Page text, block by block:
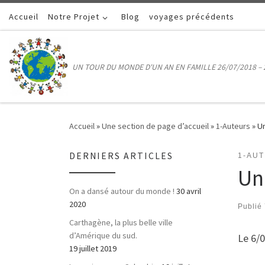
Passer au contenu
Accueil Notre Projet Blog voyages précédents
UN TOUR DU MONDE D'UN AN EN FAMILLE 26/07/2018
Accueil»Une section de page d’accueil»1-Auteurs »
1-
Publié
Le 6/
DERNIERS ARTICLES
On a dansé autour du monde ! 30 avril
2020
Carthagène, la plus belle ville
d’Amérique du sud.
19 juillet 2019